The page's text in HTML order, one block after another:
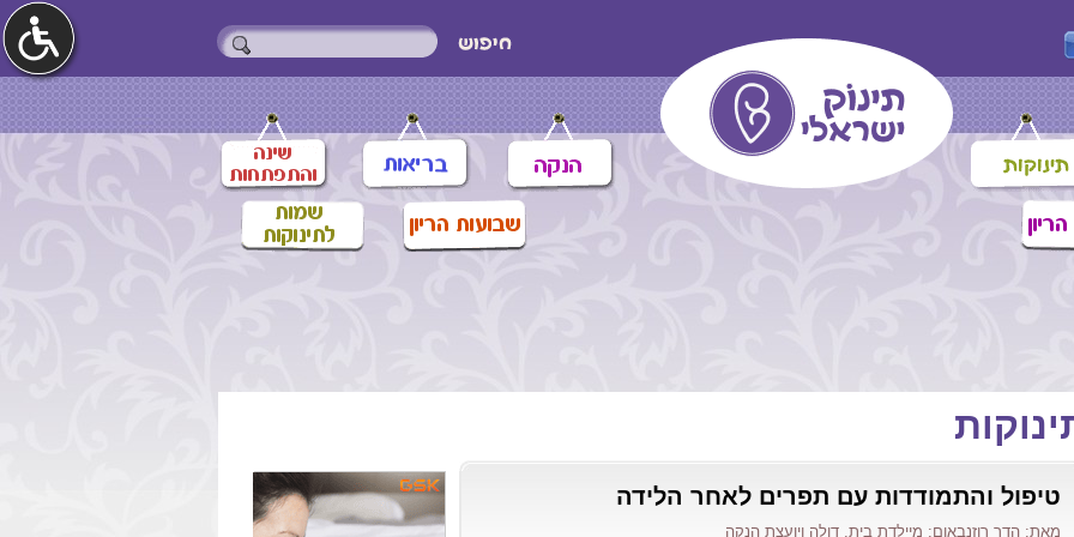
טיפול והתמודדות עם תפרים לאחר הלידה
מאת: הדר רוזנבאום: מיילדת בית, דולה ויועצת הנקה